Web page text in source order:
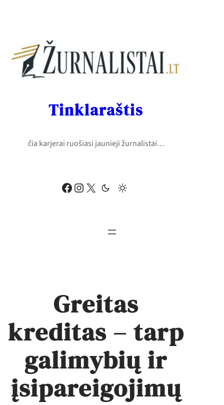
Facebook Instagram X
Tinklaraštis
čia karjerai ruošiasi jaunieji žurnalistai…
Greitas
kreditas – tarp
galimybių ir
įsipareigojimų